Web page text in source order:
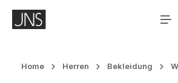
Zum Hauptinhalt springen
Home Herren Bekleidung